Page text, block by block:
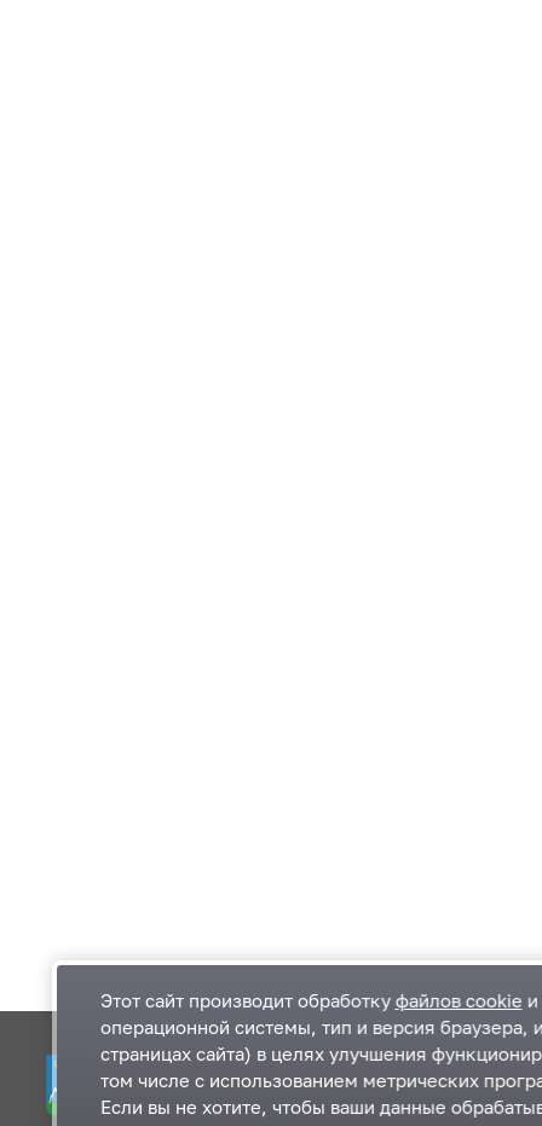
Одинцовский городской округ Московской
области
Этот сайт производит обработку файлов cookie
операционной системы, тип и версия браузера,
страницах сайта) в целях улучшения
том числе с использованием метрических
Если вы не хотите, чтобы ваши данные